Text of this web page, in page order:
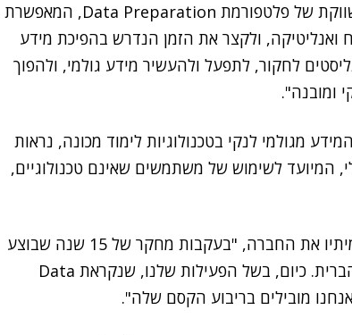
הלרשטיין אמר עוד כי "טריפקטה הינה מפתחת ומשווקת של פלטפורמת Data Preparation, המאפשרת
ואנליטיקה, ולקצר את הזמן הנדרש בהפיכת מידע
לחקור, לתפעל ולהעשיר מידע גולמי, ולהפוך
ומובנה".
מגולמי לנקי בטכנולוגיות לימוד מכונה, נראות
המיועד לשימוש של משתמשים שאינם טכנולוגיים,
שנה לאחר שחרור Wrangler הקימו הלרשטיין ועמיתיו את החברה, "בעקבות מחקר של 15 שנה שבוצע
בשיתוף האוניברסיטאות ברקלי וסטנפורד בארצות הברית. כיום, בשל הפעילות שלנו, שנקראת Data